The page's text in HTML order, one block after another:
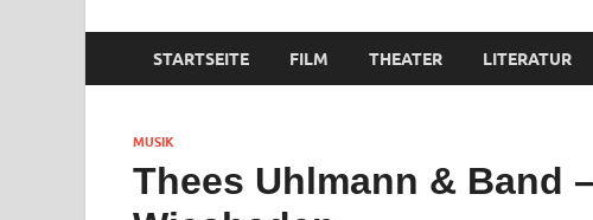
STARTSEITE FILM THEATER LITERATUR
MUSIK
Thees Uhlmann & Band